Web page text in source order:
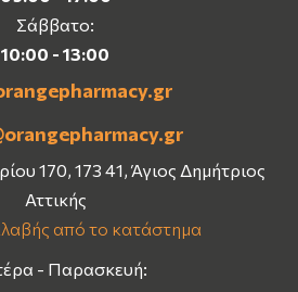
Σάββατο:
10:00 - 13:00
170, 173 41, Άγιος Δημήτριος
Αττικής
από το κατάστημα
- Παρασκευή: